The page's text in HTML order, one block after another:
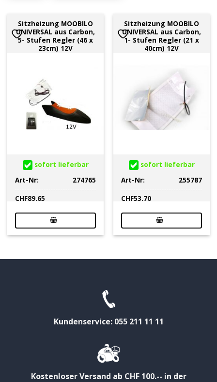
Sitzheizung MOOBILO
UNIVERSAL aus Carbon,
5- Stufen Regler (46 x
23cm) 12V
sofort lieferbar
Art-Nr:
274765
CHF89.65
Sitzheizung MOOBILO
UNIVERSAL aus Carbon,
1- Stufen Regler (21 x
40cm) 12V
sofort lieferbar
Art-Nr:
255787
CHF53.70
Kundenservice: 055 211 11 11
Kostenloser Versand ab CHF 100.-- in der